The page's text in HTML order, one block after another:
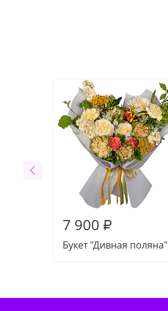
7 900 ₽
Букет "Дивная поляна"